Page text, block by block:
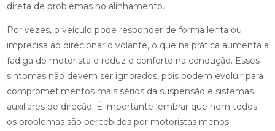
direta de problemas no alinhamento.
Por vezes, o veículo pode responder de forma lenta ou
imprecisa ao direcionar o volante, o que na prática aumenta a
fadiga do motorista e reduz o conforto na condução. Esses
sintomas não devem ser ignorados, pois podem evoluir para
comprometimentos mais sérios da suspensão e sistemas
auxiliares de direção. É importante lembrar que nem todos
os problemas são percebidos por motoristas menos